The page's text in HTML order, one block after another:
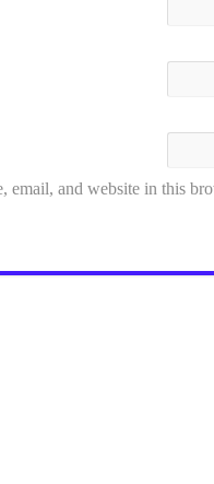
email, and website in this